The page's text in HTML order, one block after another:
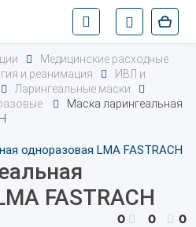
Медицинские расходные
и реанимация
ИВЛ и
Ларингеальные маски
Маска ларингеальная
FASTRACH
0 0
0